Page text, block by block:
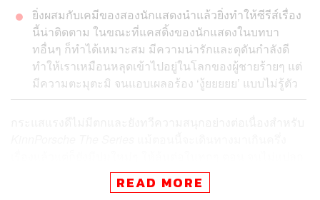
ยิ่งผสมกับเคมีของสองนักแสดงนำแล้วยิ่งทำให้ซีรีส์เรื่อง
นี้น่าติดตาม ในขณะที่แคสติ้งของนักแสดงในบทบา
ทอื่นๆ ก็ทำได้เหมาะสม มีความน่ารักและดุดันกำลังดี
ทำให้เราเหมือนหลุดเข้าไปอยู่ในโลกของผู้ชายร้ายๆ แต่
มีความตะมุตะมิ จนแอบเผลอร้อง ‘งู้ยยยยย’ แบบไม่รู้ตัว
ใจที่ซีรีส์เรื่องนี้ประสบความสำเร็จอย่างสูงทั้งในไทย และใน
ระดับสากลด้วยการเปิดตัวตอนแรกติดอันดับชาร์ตสตรีมมิง
READ MORE